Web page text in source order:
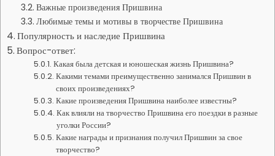
Важные произведения Пришвина
Любимые темы и мотивы в творчестве Пришвина
Популярность и наследие Пришвина
Вопрос-ответ:
Какая была детская и юношеская жизнь Пришвина?
Какими темами преимущественно занимался Пришвин в
своих произведениях?
Какие произведения Пришвина наиболее известны?
Как влияли на творчество Пришвина его поездки в разные
уголки России?
Какие награды и признания получил Пришвин за свое
творчество?